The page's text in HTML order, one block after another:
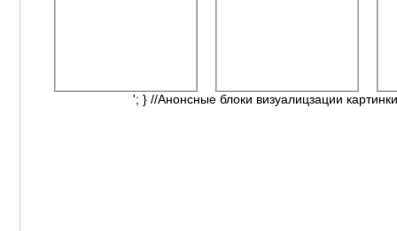
'; } //Анонсные блоки визуалицзации